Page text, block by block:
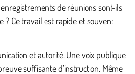
enregistrements de réunions sont-ils
? Ce travail est rapide et souvent
et autorité. Une voix publique
suffisante d’instruction. Même